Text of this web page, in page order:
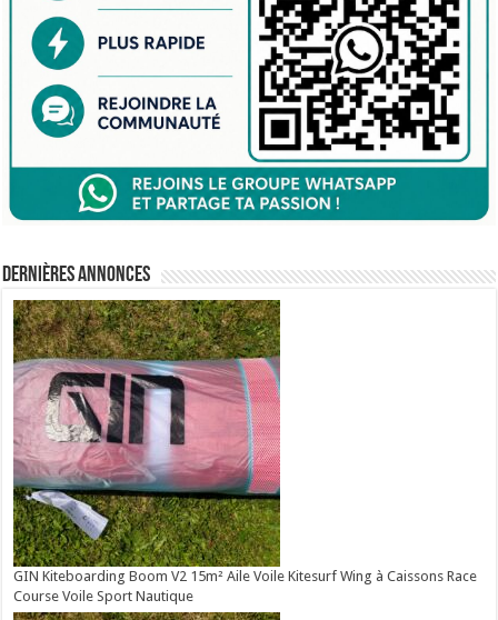
Dernières annonces
GIN Kiteboarding Boom V2 15m² Aile Voile Kitesurf Wing à Caissons Race
Course Voile Sport Nautique